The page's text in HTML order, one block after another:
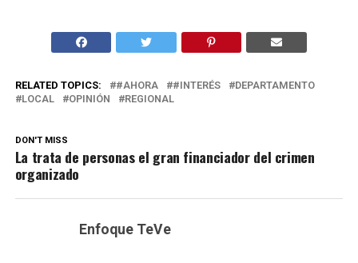
RELATED TOPICS: #AHORA #INTERÉS
DEPARTAMENTO
LOCAL
OPINIÓN REGIONAL
DON'T MISS
La trata de personas el gran financiador del crimen
organizado
Enfoque TeVe